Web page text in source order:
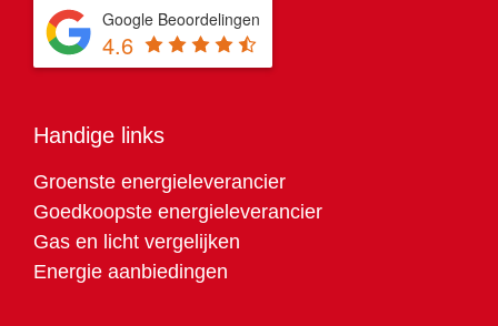
Google Beoordelingen
4.6
Handige links
Groenste energieleverancier
Goedkoopste energieleverancier
Gas en licht vergelijken
Energie aanbiedingen